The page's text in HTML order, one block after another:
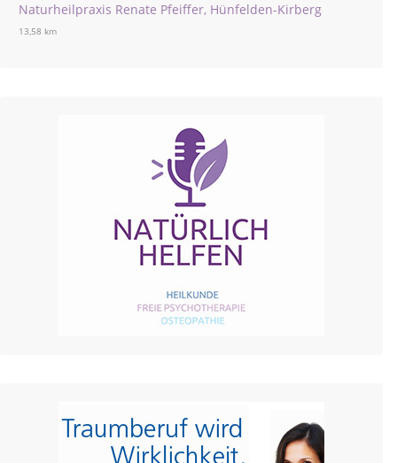
Naturheilpraxis Renate Pfeiffer, Hünfelden-Kirberg
13,58 km